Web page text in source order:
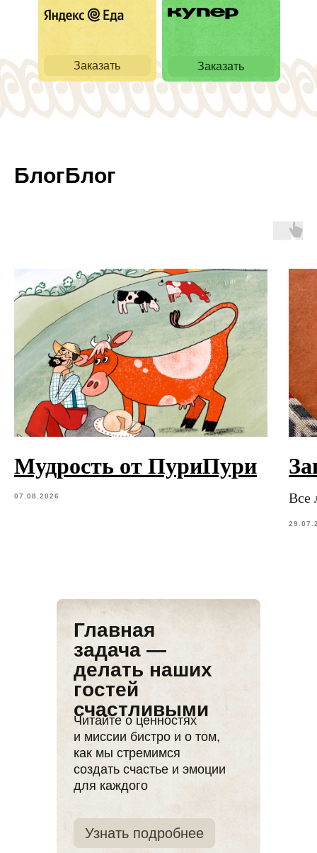
Заказать Заказать
БлогБлог
Мудрость от ПуриПури
07.08.2026 Все
Главная
задача —
делать наших
гостей
счастливыми
Читайте о ценностях
и миссии бистро и о том,
как мы стремимся
создать счастье и эмоции
для каждого
Узнать подробнее